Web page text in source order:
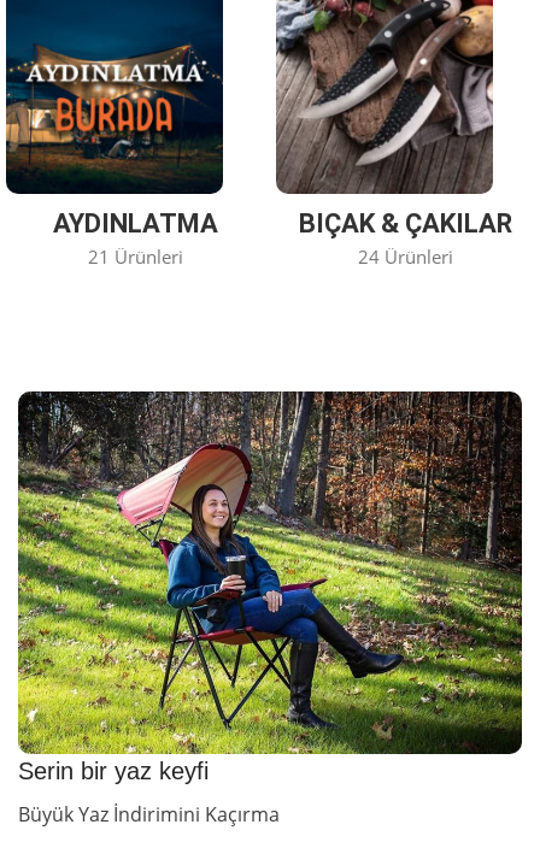
AYDINLATMA
21 Ürünleri
BIÇAK & ÇAKILAR
24 Ürünleri
Serin bir yaz keyfi
Büyük Yaz İndirimini Kaçırma